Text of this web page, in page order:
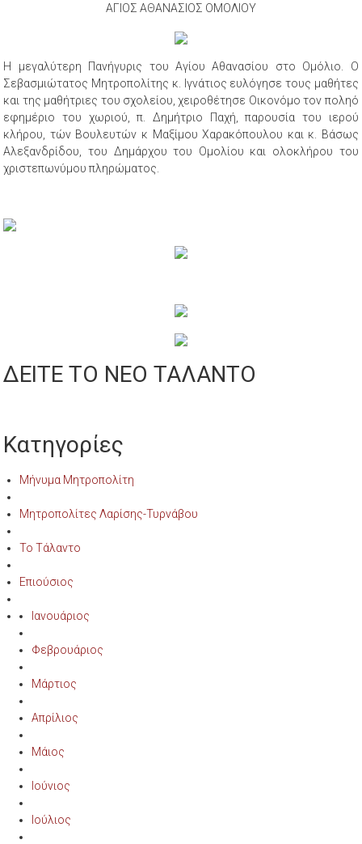
ΑΓΙΟΣ ΑΘΑΝΑΣΙΟΣ ΟΜΟΛΙΟΥ
Η μεγαλύτερη Πανήγυρις του Αγίου Αθανασίου στο Ομόλιο. Ο
Σεβασμιώτατος Μητροπολίτης κ. Ιγνάτιος ευλόγησε τους μαθήτες
και της μαθήτριες του σχολείου, χειροθέτησε Οικονόμο τον ποληό
εφημέριο του χωριού, π. Δημήτριο Παχή, παρουσία του ιερού
κλήρου, τών Βουλευτών κ Μαξίμου Χαρακόπουλου και κ. Βάσως
Αλεξανδρίδου, του Δημάρχου του Ομολίου και ολοκλήρου του
χριστεπωνύμου πληρώματος.
ΔΕΙΤΕ ΤΟ ΝΕΟ ΤΑΛΑΝΤΟ
Κατηγορίες
Μήνυμα Μητροπολίτη
Μητροπολίτες Λαρίσης-Τυρνάβου
Το Τάλαντο
Επιούσιος
Ιανουάριος
Φεβρουάριος
Μάρτιος
Απρίλιος
Μάιος
Ιούνιος
Ιούλιος